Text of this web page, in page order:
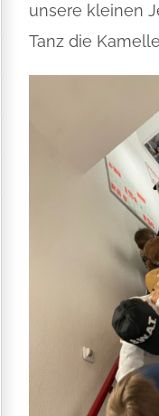
unsere kleinen
Tanz die